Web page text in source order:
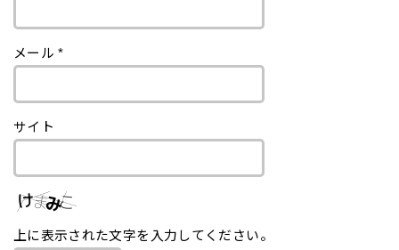
メール*
サイト
上に表示された文字を入力してください。